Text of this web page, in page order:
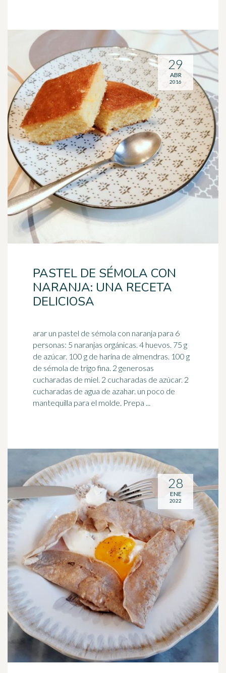
PASTEL DE SÉMOLA CON
NARANJA: UNA RECETA
DELICIOSA
arar un pastel de sémola con naranja para 6
personas: 5 naranjas orgánicas. 4 huevos. 75 g
de azúcar. 100 g de harina de almendras. 100 g
de sémola de trigofina. 2 generosas
cucharadas de miel. 2 cucharadas de azúcar. 2
cucharadas de agua de azahar. un poco de
mantequilla para el molde. Prepa ...
29
ABR
2016
28
ENE
2022